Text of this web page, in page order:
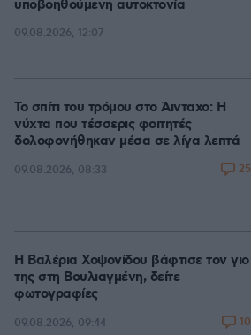
υποβοηθούμενη αυτοκτονία
09.08.2026, 12:07
Το σπίτι του τρόμου στο Άινταχο: Η
νύχτα που τέσσερις φοιτητές
δολοφονήθηκαν μέσα σε λίγα λεπτά
09.08.2026, 08:33 25
Η Βαλέρια Χοψονίδου βάφτισε τον γιο
της στη Βουλιαγμένη, δείτε
φωτογραφίες
09.08.2026, 09:44 10